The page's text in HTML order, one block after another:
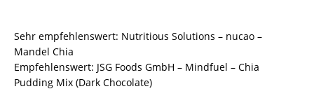
Sehr empfehlenswert: Nutritious Solutions – nucao –
Mandel Chia
Empfehlenswert: JSG Foods GmbH – Mindfuel – Chia
Pudding Mix (Dark Chocolate)